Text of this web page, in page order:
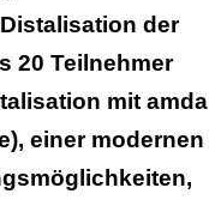
der
20 Teilnehmer
mit amda
einer modernen